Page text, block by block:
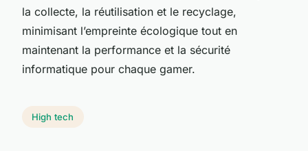
la collecte, la réutilisation et le recyclage,
minimisant l’empreinte écologique tout en
maintenant la performance et la sécurité
informatique pour chaque gamer.
High tech